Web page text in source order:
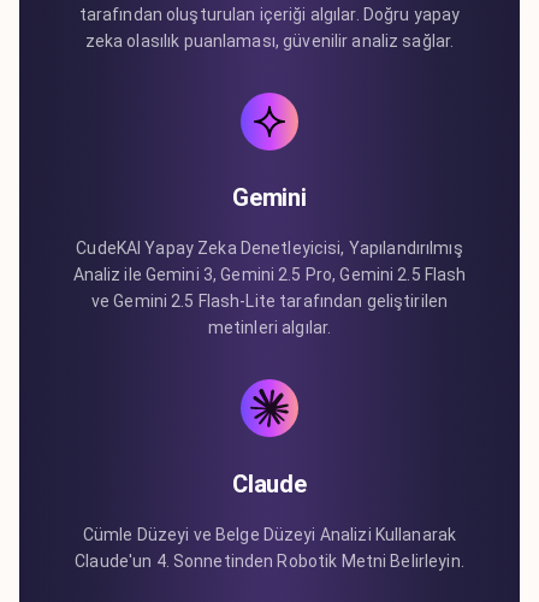
tarafından oluşturulan içeriği algılar. Doğru yapay
zeka olasılık puanlaması, güvenilir analiz sağlar.
Gemini
CudeKAI Yapay Zeka Denetleyicisi, Yapılandırılmış
Analiz ile Gemini 3, Gemini 2.5 Pro, Gemini 2.5 Flash
ve Gemini 2.5 Flash-Lite tarafından geliştirilen
metinleri algılar.
Claude
Cümle Düzeyi ve Belge Düzeyi Analizi Kullanarak
Claude'un 4. Sonnetinden Robotik Metni Belirleyin.